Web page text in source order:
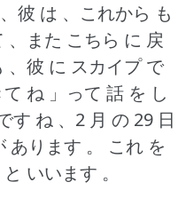
彼 は 、これから も
、また こちら に 戻
、彼 に スカイプ で
ね 」って 話 を し
す ね 、2 月 の 29 日
ります 。
これ を
いいます 。